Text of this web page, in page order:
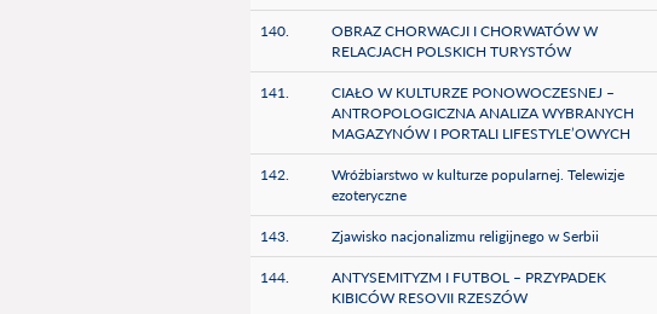
140.
OBRAZ CHORWACJI I CHORWATÓW W
RELACJACH POLSKICH TURYSTÓW
141.
CIAŁO W KULTURZE PONOWOCZESNEJ –
ANTROPOLOGICZNA ANALIZA WYBRANYCH
MAGAZYNÓW I PORTALI LIFESTYLE’OWYCH
142.
Wróżbiarstwo w kulturze popularnej. Telewizje
ezoteryczne
143. Zjawisko nacjonalizmu religijnego w Serbii
144.
ANTYSEMITYZM I FUTBOL – PRZYPADEK
KIBICÓW RESOVII RZESZÓW